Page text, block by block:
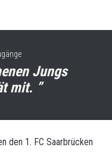
Jungs
mit. ”
den 1. FC Saarbrücken